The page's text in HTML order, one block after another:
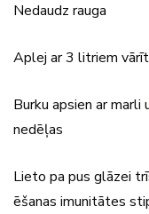
Nedaudz rauga
Aplej ar 3 litriem
Burku apsien ar
nedēļas
Lieto pa pus glāzei
ēšanas imunitātes